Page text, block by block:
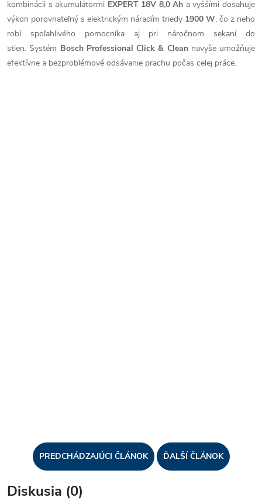
kombinácii s akumulátormi EXPERT 18V 8,0 Ah a vyššími dosahuje
výkon porovnateľný s elektrickým náradím triedy 1900 W, čo z neho
robí spoľahlivého pomocníka aj pri náročnom sekaní do
stien. Systém Bosch Professional Click & Cleannavyše umožňuje
efektívne a bezproblémové odsávanie prachu počas celej práce.
PREDCHÁDZAJÚCI ČLÁNOK ĎALŠÍ ČLÁNOK
Diskusia (0)